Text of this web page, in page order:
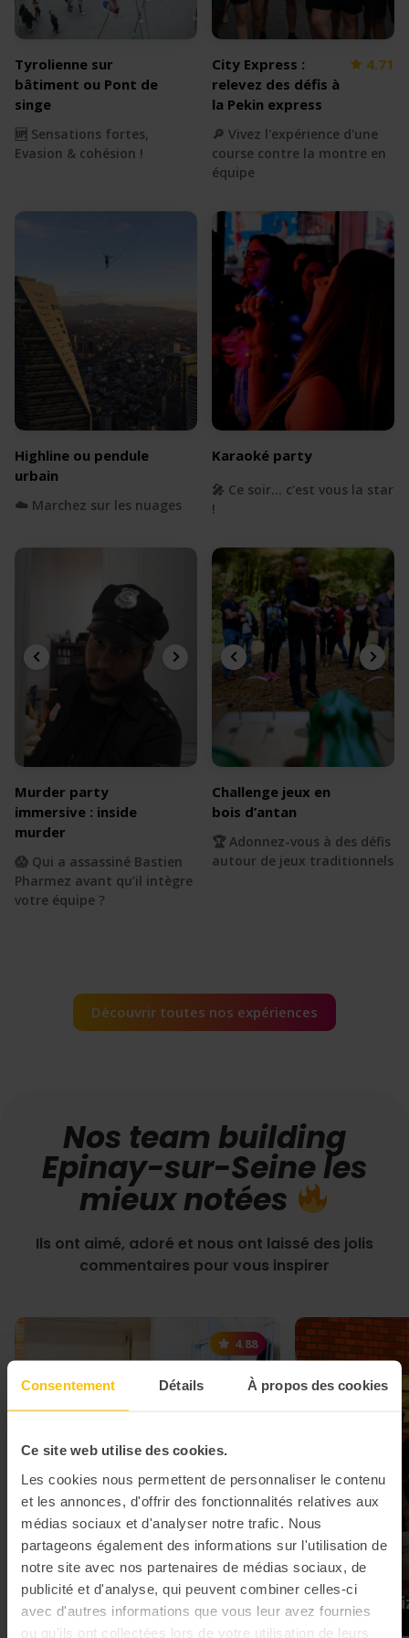
Consentement Détails À propos des cookies
Ce site web utilise des cookies.
Les cookies nous permettent de personnaliser le contenu
et les annonces, d'offrir des fonctionnalités relatives aux
médias sociaux et d'analyser notre trafic. Nous
partageons également des informations sur l'utilisation de
notre site avec nos partenaires de médias sociaux, de
publicité et d'analyse, qui peuvent combiner celles-ci
avec d'autres informations que vous leur avez fournies
ou qu'ils ont collectées lors de votre utilisation de leurs
Tyrolienne sur
bâtiment ou Pont de
singe
🆙 Sensations fortes,
Evasion & cohésion !
City Express :
relevez des défis à
la Pekin express
4.71
🔎 Vivez l'expérience d'une
course contre la montre en
équipe
Highline ou pendule
urbain
☁️ Marchez sur les nuages
Karaoké party
🎤 Ce soir... c'est vous la star
!
Murder party
immersive : inside
murder
😱 Qui a assassiné Bastien
Pharmez avant qu’il intègre
votre équipe ?
Challenge jeux en
bois d’antan
🏆 Adonnez-vous à des défis
autour de jeux traditionnels
Découvrir toutes nos expériences
Nos team building
Epinay-sur-Seine les
mieux notées
Ils ont aimé, adoré et nous ont laissé des jolis
commentaires pour vous inspirer
4.88
Game of Drones Burger